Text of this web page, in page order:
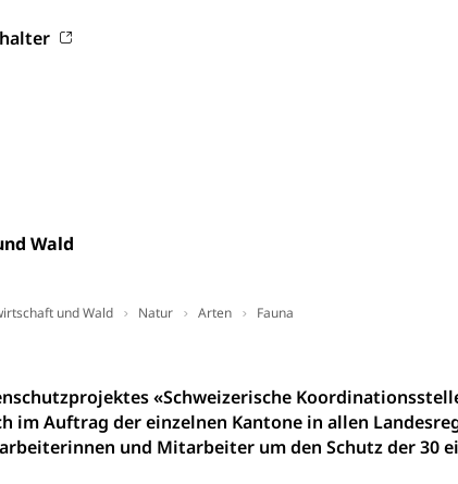
Wald
und Wald Natur Arten Fauna
«Schweizerische
im Auftrag der einzelnen Kantone in allen
und Mitarbeiter um den Schutz der 30
und Verbraucherschutz
(WAS Luzern)
Prämienverbilligung (WAS